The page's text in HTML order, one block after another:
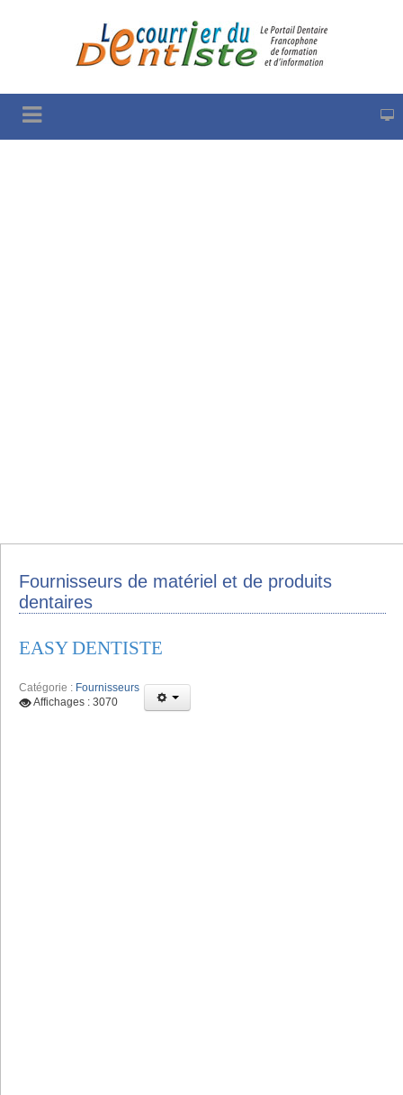
Fournisseurs de matériel et de produits
dentaires
EASY DENTISTE
Catégorie : Fournisseurs
Affichages : 3070